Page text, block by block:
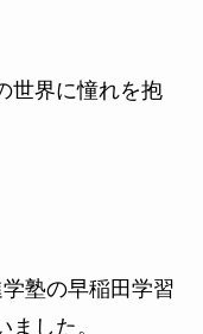
世界に憧れを抱
塾の早稲田学習
した。